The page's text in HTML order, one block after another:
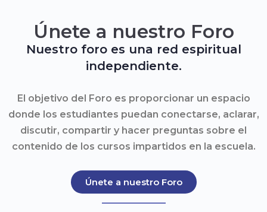
Únete a nuestro Foro
Nuestro foro es una red espiritual
independiente.
El objetivo del Foro es proporcionar un espacio
donde los estudiantes puedan conectarse, aclarar,
discutir, compartir y hacer preguntas sobre el
contenido de los cursos impartidos en la escuela.
Únete a nuestro Foro